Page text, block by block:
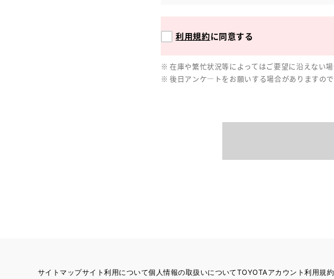
利用規約に同意する
在庫や繁忙状況等によってはご要望に沿えない
後日アンケ―トをお願いする場合がありますの
サイトマップサイト利用について個人情報の取扱いについてTOYOTAアカウント利用規約